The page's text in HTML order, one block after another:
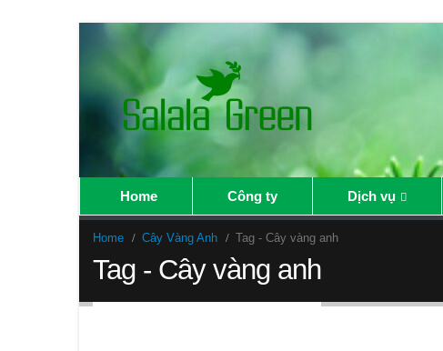
Home Công ty Dịch vụ
Home Cây Vàng Anh Tag - Cây vàng anh
Tag - Cây vàng anh